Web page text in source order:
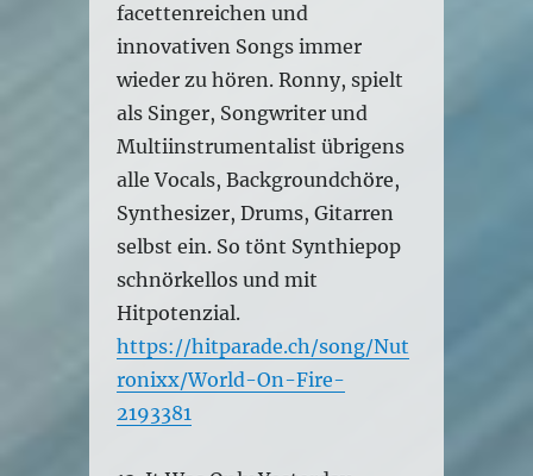
facettenreichen und
innovativen Songs immer
wieder zu hören. Ronny, spielt
als Singer, Songwriter und
Multiinstrumentalist übrigens
alle Vocals, Backgroundchöre,
Synthesizer, Drums, Gitarren
selbst ein. So tönt Synthiepop
schnörkellos und mit
Hitpotenzial.
https://hitparade.ch/song/Nut
ronixx/World-On-Fire-
2193381